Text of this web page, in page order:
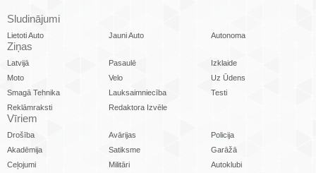
Sludinājumi
Lietoti Auto Jauni Auto Autonoma
Ziņas
Latvijā Pasaulē
Izklaide
Moto
Velo
Uz Ūdens
Smagā Tehnika
Lauksaimniecība
Testi
Reklāmraksti
Redaktora Izvēle
Vīriem
Drošība Avārijas
Policija
Akadēmija
Satiksme
Garāžā
Ceļojumi
Militāri
Autoklubi